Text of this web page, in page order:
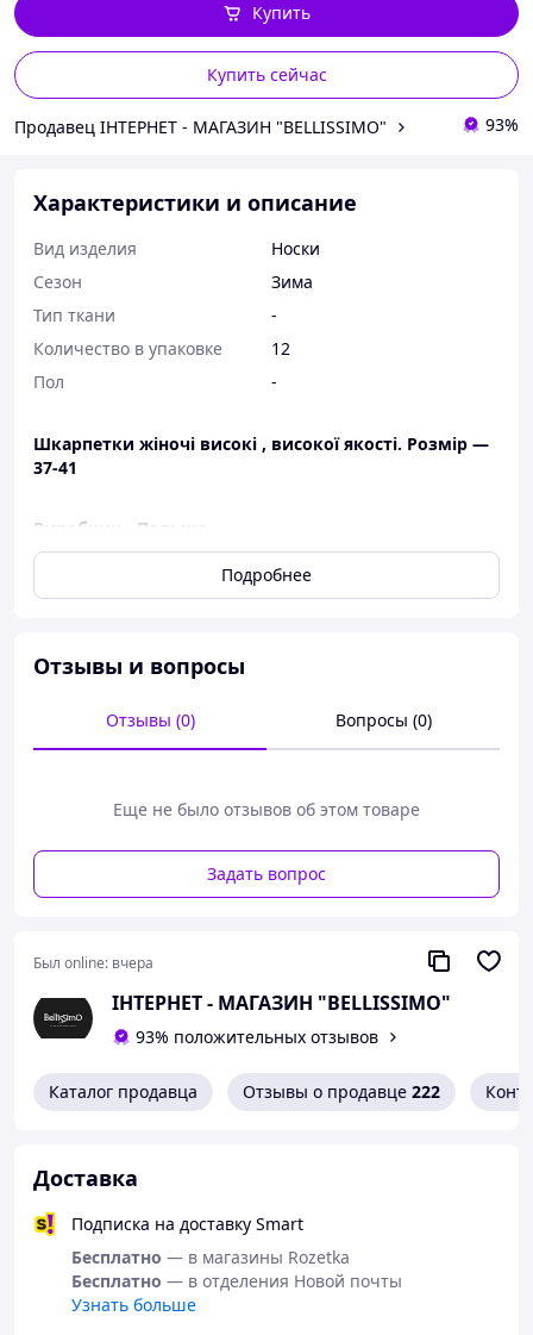
Купить сейчас
Купить
Продавец ІНТЕРНЕТ - МАГАЗИН "BELLISSIMO" 93%
Характеристики и описание
Вид изделия
Носки
Сезон
Зима
Тип ткани
-
Количество в упаковке
12
Пол
-
Шкарпетки жіночі високі , високої якості. Розмір ―
37-41
Виробник - Польша
Забарвлення ― див. фото.
Мінімальне замовлення ― 1 упаковка ( 5шт, одного
видів товару . Шкарпетки носять як зі спортивним
одягом, так і з джинсами і брюками, як з кросівками, так
найбільш красиві і якісні вироби. Асортимент цієї групи
Купити шкарпетки і колготки можна оптом за низькими
цінами! https://invite.viber.com/?
Подробнее
Отзывы и вопросы
Отзывы (0) Вопросы (0)
Еще не было отзывов об этом товаре
Задать вопрос
Был online: вчера
ІНТЕРНЕТ - МАГАЗИН "BELLISSIMO"
93% положительных отзывов
Каталог продавца Отзывы о продавце 222
Доставка
Подписка на доставку Smart
Бесплатно — в магазины Rozetka
Бесплатно — в отделения Новой почты
Узнать больше